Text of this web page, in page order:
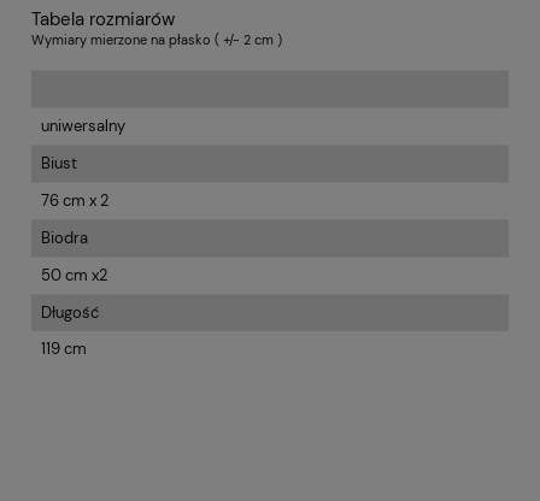
Tabela rozmiarów
Wymiary mierzone na płasko ( +/- 2 cm )
uniwersalny
Biust
76 cm x 2
Biodra
50 cm x2
Długość
119 cm